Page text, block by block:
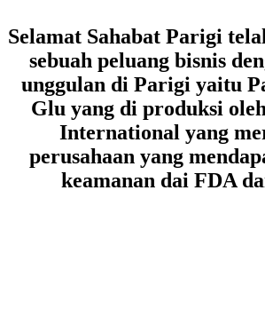
Selamat Sahabat Parigi
sebuah peluang bisnis
unggulan di Parigi yaitu
Glu yang di produksi
International yang
perusahaan yang
keamanan dai FDA